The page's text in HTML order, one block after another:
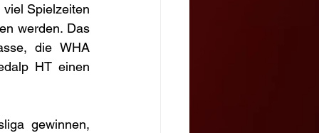
Spielzeiten
werden. Das
die WHA
HT einen
gewinnen,